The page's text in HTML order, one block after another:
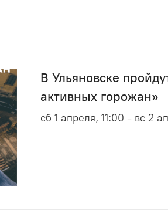
В Ульяновске
активных горожан»
сб 1 апреля, 11:00 - вс 2